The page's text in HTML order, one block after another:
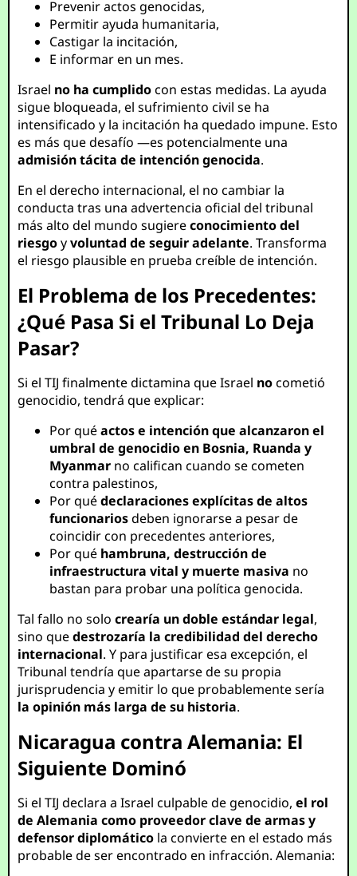
Prevenir actos genocidas,
Permitir ayuda humanitaria,
Castigar la incitación,
E informar en un mes.
Israel no ha cumplidocon estas medidas. La ayuda
sigue bloqueada, el sufrimiento civil se ha
intensificado y la incitación ha quedado impune. Esto
es más que desafío —es potencialmente una
admisión tácita de intención genocida.
En el derecho internacional, el no cambiar la
conducta tras una advertencia oficial del tribunal
más alto del mundo sugiereconocimiento del
riesgoyvoluntad de seguir adelante. Transforma
el riesgo plausible en prueba creíble de intención.
El Problema de los Precedentes:
¿Qué Pasa Si el Tribunal Lo Deja
Pasar?
Si el TIJ finalmente dictamina que Israel nocometió
genocidio, tendrá que explicar:
Por quéactos e intención que alcanzaron el
umbral de genocidio en Bosnia, Ruanda y
Myanmar no califican cuando se cometen
contra palestinos,
Por quédeclaraciones explícitas de altos
funcionariosdeben ignorarse a pesar de
coincidir con precedentes anteriores,
Por qué hambruna, destrucción de
infraestructura vital y muerte masiva no
bastan para probar una política genocida.
Tal fallo no solocrearía un doble estándar legal,
sino quedestrozaría la credibilidad del derecho
internacional. Y para justificar esa excepción, el
Tribunal tendría que apartarse de su propia
jurisprudencia y emitir lo que probablemente sería
la opinión más larga de su historia.
Nicaragua contra Alemania: El
Siguiente Dominó
Si el TIJ declara a Israel culpable de genocidio,el rol
de Alemania como proveedor clave de armas y
defensor diplomático la convierte en el estado más
probable de ser encontrado en infracción. Alemania: